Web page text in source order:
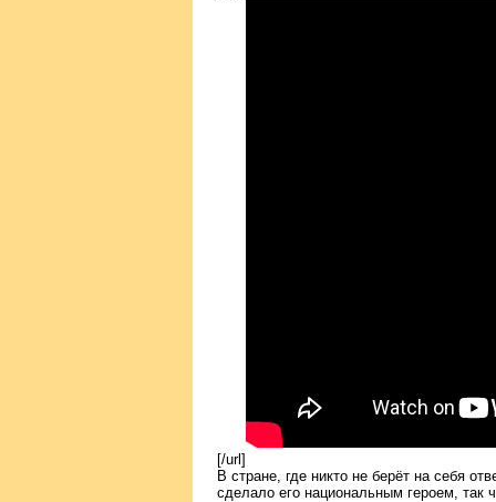
[/url]
В стране, где никто не берёт на себя
сделало его национальным героем, так